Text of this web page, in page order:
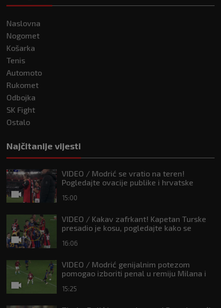
Naslovna
Nogomet
Košarka
Tenis
Automoto
Rukomet
Odbojka
SK Fight
Ostalo
Najčitanije vijesti
VIDEO / Modrić se vratio na teren!
Pogledajte ovacije publike i hrvatske
15:00
VIDEO / Kakav zafrkant! Kapetan Turske
presadio je kosu, pogledajte kako se
16:06
VIDEO / Modrić genijalnim potezom
pomogao izboriti penal u remiju Milana i
15:25